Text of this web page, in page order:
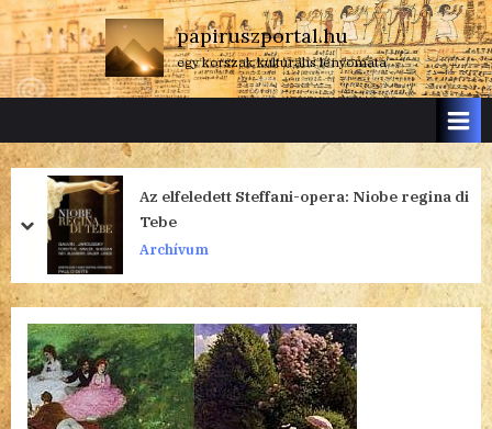
Skip
to
content
papiruszportal.hu
egy korszak kulturális lenyomata
Az elfeledett Steffani-opera: Niobe regina di
Tebe
Archívum
prev
next